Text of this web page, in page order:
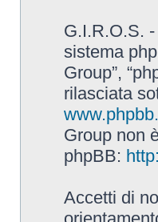
G.I.R.O.S.
sistema
Group”,
rilasciata
Group non
phpBB:
Accetti di